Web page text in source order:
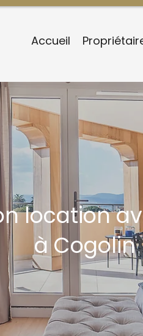
Accueil
location
à Cogolin